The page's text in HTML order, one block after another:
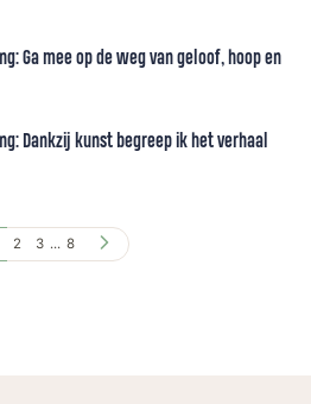
Ga mee op de weg van geloof, hoop en
Dankzij kunst begreep ik het verhaal
2 3 ... 8